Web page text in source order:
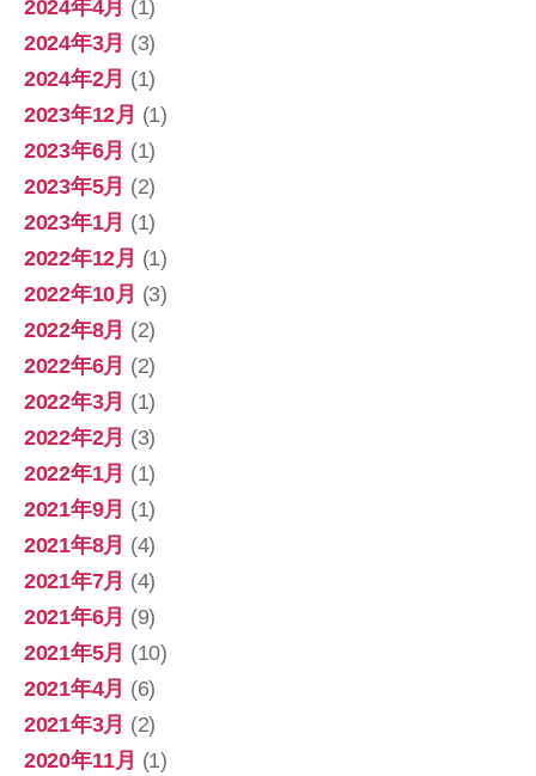
2024年4月 (1)
2024年3月 (3)
2024年2月 (1)
2023年12月 (1)
2023年6月 (1)
2023年5月 (2)
2023年1月 (1)
2022年12月 (1)
2022年10月 (3)
2022年8月 (2)
2022年6月 (2)
2022年3月 (1)
2022年2月 (3)
2022年1月 (1)
2021年9月 (1)
2021年8月 (4)
2021年7月 (4)
2021年6月 (9)
2021年5月 (10)
2021年4月 (6)
2021年3月 (2)
2020年11月 (1)